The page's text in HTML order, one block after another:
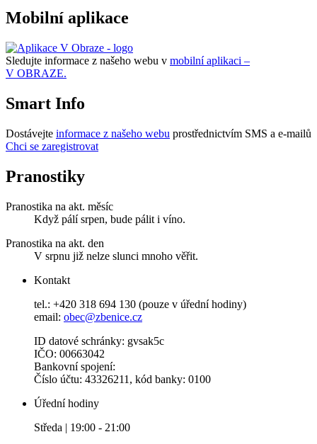
Mobilní aplikace
Sledujte informace z našeho webu v mobilní aplikaci –
V OBRAZE.
Smart Info
Dostávejte informace z našeho webu prostřednictvím SMS a e-mailů
Chci se zaregistrovat
Pranostiky
Pranostika na akt. měsíc
Když pálí srpen, bude pálit i víno.
Pranostika na akt. den
V srpnu již nelze slunci mnoho věřit.
Kontakt
tel.: +420 318 694 130 (pouze v úřední hodiny)
email: obec@zbenice.cz
ID datové schránky: gvsak5c
IČO: 00663042
Bankovní spojení:
Číslo účtu: 43326211, kód banky: 0100
Úřední hodiny
Středa | 19:00 - 21:00